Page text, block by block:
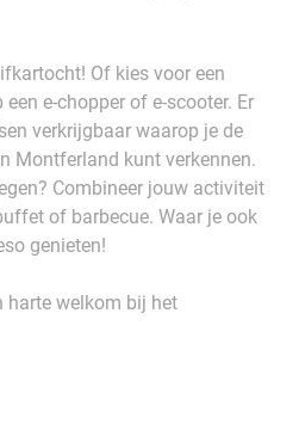
Of kies voor een
e-chopper of e-scooter. Er
verkrijgbaar waarop je de
Montferland kunt verkennen.
Combineer jouw activiteit
of barbecue. Waar je ook
genieten!
harte welkom bij het